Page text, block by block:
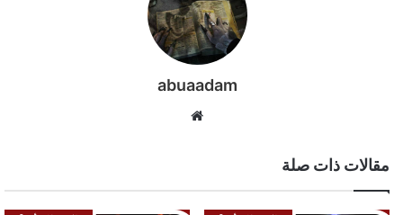
abuaadam
مقالات ذات صلة